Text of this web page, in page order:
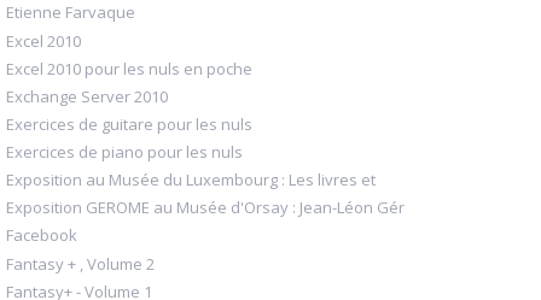
Etienne Farvaque
Excel 2010
Excel 2010 pour les nuls en poche
Exchange Server 2010
Exercices de guitare pour les nuls
Exercices de piano pour les nuls
Exposition au Musée du Luxembourg : Les livres et
Exposition GEROME au Musée d'Orsay : Jean-Léon Gér
Facebook
Fantasy + , Volume 2
Fantasy+ - Volume 1